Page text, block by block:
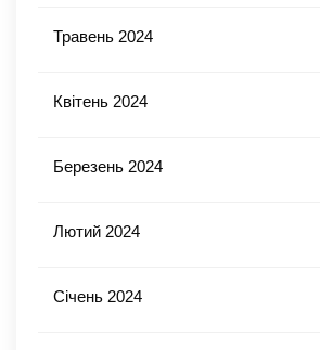
Травень 2024
Квітень 2024
Березень 2024
Лютий 2024
Січень 2024